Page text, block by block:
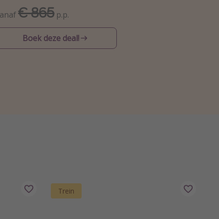
€ 865 p.p.
Boek deze deal!
Trein